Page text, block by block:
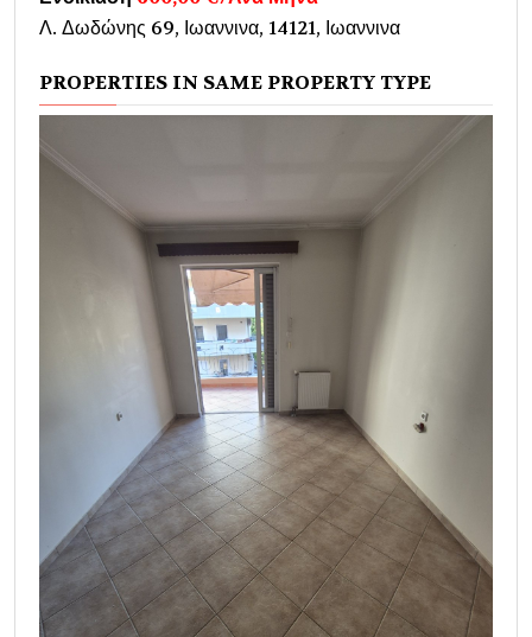
Λ. Δωδώνης 69, Ιωαννινα, 14121, Ιωαννινα
PROPERTIES IN SAME PROPERTY TYPE